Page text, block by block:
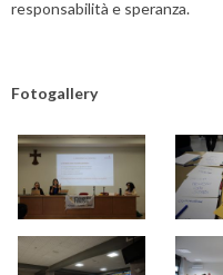
responsabilità e speranza.
Fotogallery